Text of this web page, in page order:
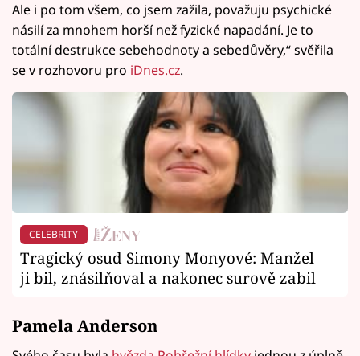
Ale i po tom všem, co jsem zažila, považuju psychické
násilí za mnohem horší než fyzické napadání. Je to
totální destrukce sebehodnoty a sebedůvěry,“ svěřila
se v rozhovoru pro iDnes.cz.
CELEBRITY
Tragický osud Simony Monyové: Manžel
ji bil, znásilňoval a nakonec surově zabil
Pamela Anderson